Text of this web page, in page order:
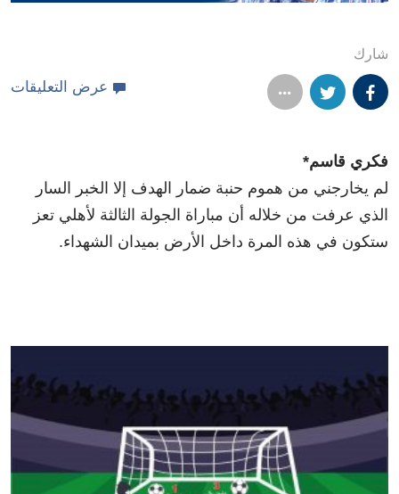
شارك
عرض التعليقات
فكري قاسم*
لم يخارجني من هموم حنبة ضمار الهدف إلا الخبر السار
الذي عرفت من خلاله أن مباراة الجولة الثالثة لأهلي تعز
ستكون في هذه المرة داخل الأرض بميدان الشهداء.